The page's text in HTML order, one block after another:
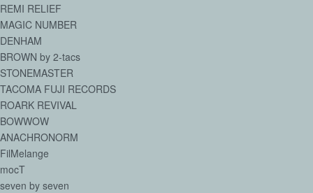
REMI RELIEF
MAGIC NUMBER
DENHAM
BROWN by 2-tacs
STONEMASTER
TACOMA FUJI RECORDS
ROARK REVIVAL
BOWWOW
ANACHRONORM
FilMelange
mocT
seven by seven